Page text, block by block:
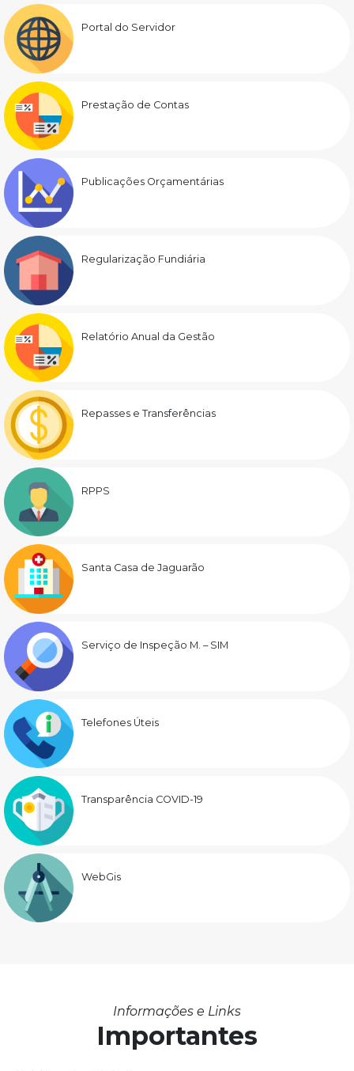
Portal do Servidor
Prestação de Contas
Publicações Orçamentárias
Regularização Fundiária
Relatório Anual da Gestão
Repasses e Transferências
RPPS
Santa Casa de Jaguarão
Serviço de Inspeção M. – SIM
Telefones Úteis
Transparência COVID-19
WebGis
Informações e Links
Importantes